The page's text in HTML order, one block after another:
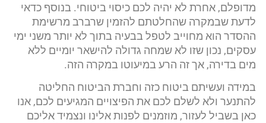
מדופלם, אחרת לא יהיה לכם כיסוי ביטוחי. בנוסף כדאי
לדעת שבמקרה שהחלטתם להזמין שרברב מרשימת
ההסדר הוא מחוייב לטפל בבעיה בתוך לא יותר משני ימי
עסקים, נכון שזו לא שמחה גדולה להישאר יומיים ללא
מים בדירה, אך זה הרע במיעוטו במקרה הזה.
במידה ועשיתם ביטוח כזה וחברת הביטוח החליטה
להתנער ולא לשלם לכם את הפיצויים המגיעים לכם, אנו
כאן בשביל לעזור, מוזמנים לפנות אלינו ונצמיד אליכם